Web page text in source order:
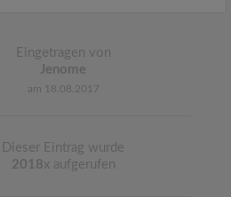
Eingetragen von
Jenome
am 18.08.2017
Dieser Eintrag wurde
2018x aufgerufen